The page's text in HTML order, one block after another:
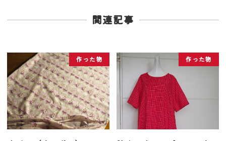
関連記事
作った物 作った物